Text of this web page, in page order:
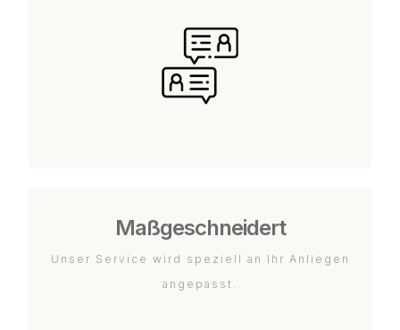
Maßgeschneidert
Unser Service wird speziell an Ihr Anliegen
angepasst.